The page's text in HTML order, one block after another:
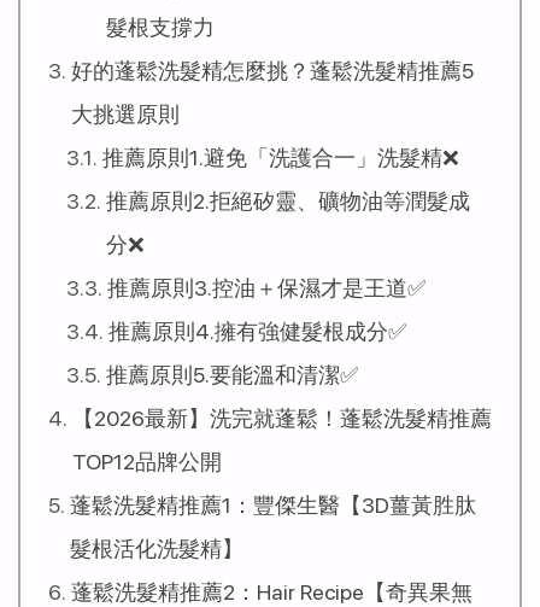
髮根支撐力
好的蓬鬆洗髮精怎麼挑？蓬鬆洗髮精推薦5
大挑選原則
推薦原則1.避免「洗護合一」洗髮精❌
推薦原則2.拒絕矽靈、礦物油等潤髮成
分❌
推薦原則3.控油＋保濕才是王道✅
推薦原則4.擁有強健髮根成分✅
推薦原則5.要能溫和清潔✅
【2026最新】洗完就蓬鬆！蓬鬆洗髮精推薦
TOP12品牌公開
蓬鬆洗髮精推薦1：豐傑生醫【3D薑黃胜肽
髮根活化洗髮精】
蓬鬆洗髮精推薦2：Hair Recipe【奇異果無